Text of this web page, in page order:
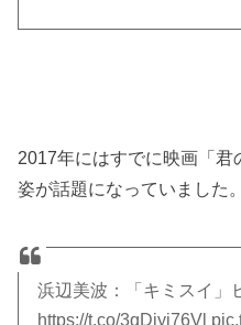
2017年にはすでに映画「
姿が話題になっていました。
浜辺美波：「キミスイ」
https://t.co/3qDiyj76Vl